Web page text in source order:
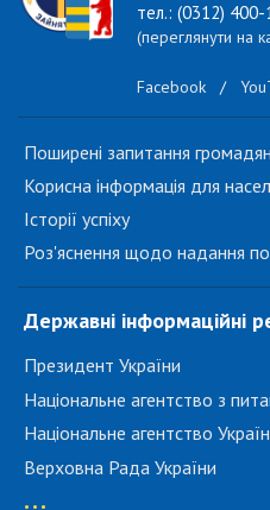
тел.: (0312) 400-
(переглянути на
Facebook /
Поширені запитання громадян
Корисна інформація для
Історії успіху
Роз'яснення щодо надання
Державні інформаційні
Президент України
Національне агентство з
Національне агентство
Верховна Рада України
...